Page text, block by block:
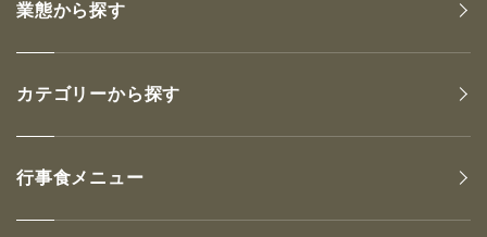
業態から探す
カテゴリーから探す
行事食メニュー